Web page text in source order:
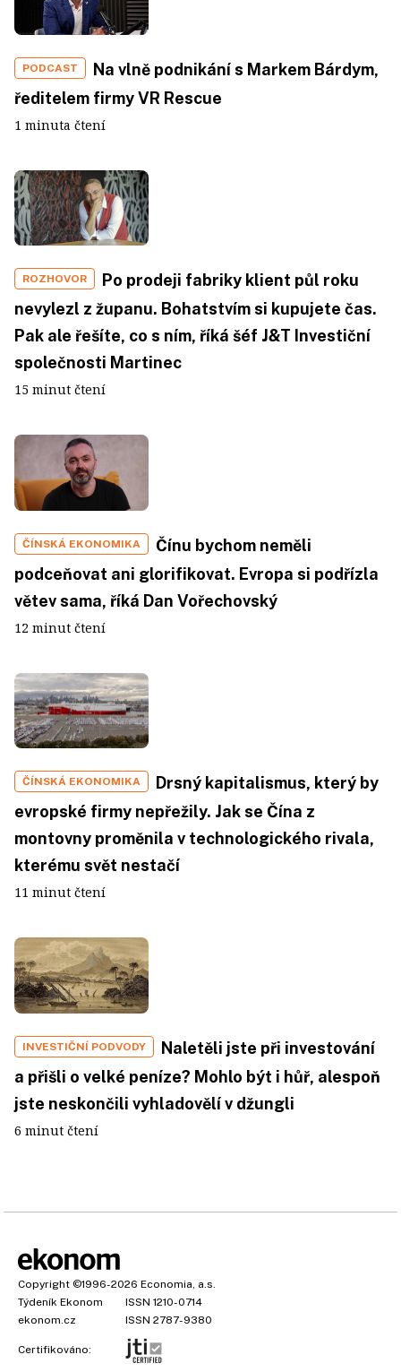
PODCAST
Na vlně podnikání s Markem Bárdym,
ředitelem firmy VR Rescue
1 minuta čtení
ROZHOVOR
Po prodeji fabriky klient půl roku
nevylezl z županu. Bohatstvím si kupujete čas.
Pak ale řešíte, co s ním, říká šéf J&T Investiční
společnosti Martinec
15 minut čtení
ČÍNSKÁ EKONOMIKA
Čínu bychom neměli
podceňovat ani glorifikovat. Evropa si podřízla
větev sama, říká Dan Vořechovský
12 minut čtení
ČÍNSKÁ EKONOMIKA
Drsný kapitalismus, který by
evropské firmy nepřežily. Jak se Čína z
montovny proměnila v technologického rivala,
kterému svět nestačí
11 minut čtení
INVESTIČNÍ PODVODY
Naletěli jste při investování
a přišli o velké peníze? Mohlo být i hůř, alespoň
jste neskončili vyhladovělí v džungli
6 minut čtení
Copyright ©1996-2026 Economia, a.s.
Týdeník Ekonom
ISSN 1210-0714
ekonom.cz
ISSN 2787-9380
Certifikováno: